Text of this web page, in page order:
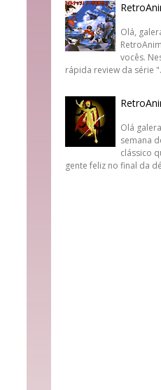
Olá,
vocês.
rápida review da série
Olá
semana
clássico
gente feliz no final da